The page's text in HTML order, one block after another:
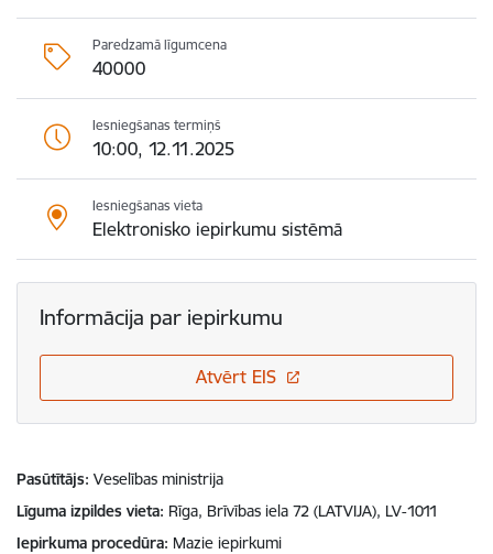
Paredzamā līgumcena
40000
Iesniegšanas termiņš
10:00, 12.11.2025
Iesniegšanas vieta
Elektronisko iepirkumu sistēmā
Informācija par iepirkumu
Atvērt EIS
Pasūtītājs Veselības ministrija
Līguma izpildes vieta Rīga, Brīvības iela 72 (LATVIJA), LV-1011
Iepirkuma procedūra Mazie iepirkumi